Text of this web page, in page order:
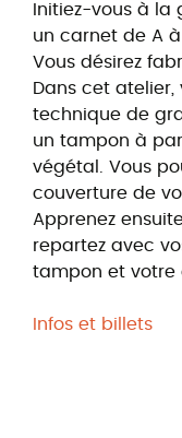
Initiez-vous à la
un carnet de A à
Vous désirez
Dans cet
technique de
un tampon à
végétal. Vous
couverture de
Apprenez
repartez avec
tampon et votre
Infos et billets